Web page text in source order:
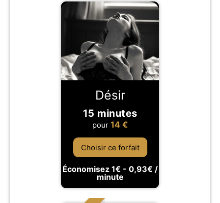
Désir
15 minutes
pour 14 €
Choisir ce forfait
Économisez 1€ - 0,93€ /
minute